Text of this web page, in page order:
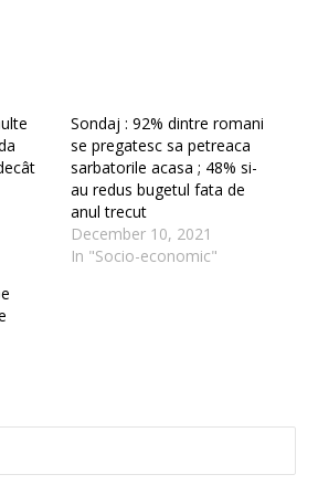
Sondaj : 92% dintre romani
se pregatesc sa petreaca
sarbatorile acasa ; 48% si-
au redus bugetul fata de
anul trecut
December 10, 2021
In "Socio-economic"